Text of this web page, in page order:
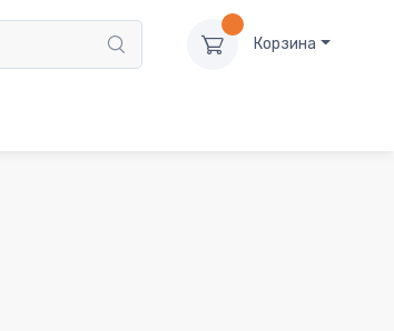
Корзина